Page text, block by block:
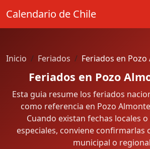
Calendario de Chile
Inicio Feriados Feriados en
Feriados en Pozo
Esta guia resume los feriados
como referencia en Pozo
Cuando existan fechas locales
especiales, conviene confirmarlas
municipal o